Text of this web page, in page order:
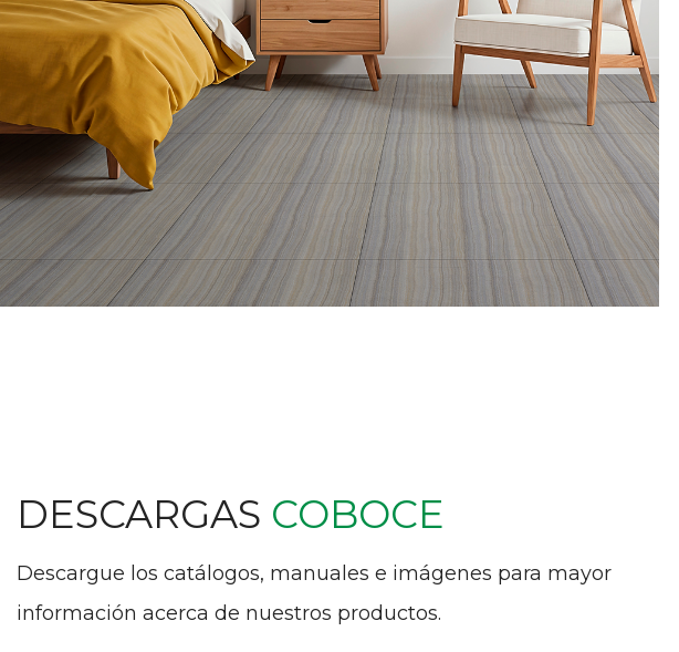
DESCARGAS COBOCE
Descargue los catálogos, manuales e imágenes para mayor
información acerca de nuestros productos.